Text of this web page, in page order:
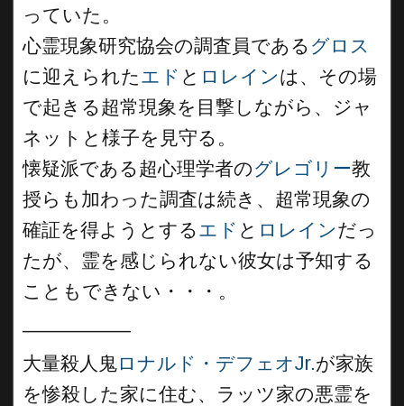
っていた。
心霊現象研究協会の調査員である グロス
に迎えられたエド と ロレインは、その場
で起きる超常現象を目撃しながら、ジャ
ネットと様子を見守る。
懐疑派である超心理学者のグレゴリー教
授らも加わった調査は続き、超常現象の
確証を得ようとするエド と ロレインだっ
たが、霊を感じられない彼女は予知する
こともできない・・・。
大量殺人鬼ロナルド・デフェオJr.が家族
を惨殺した家に住む、ラッツ家の悪霊を